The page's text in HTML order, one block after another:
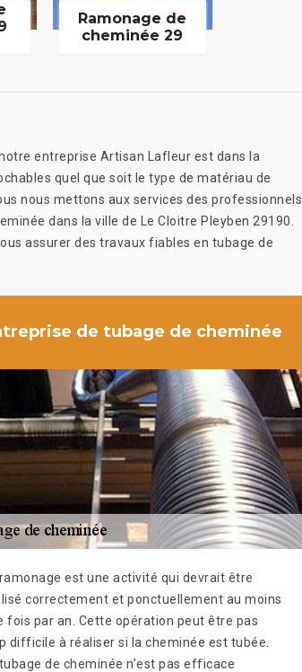
Ramonage de
cheminée 29
entreprise Artisan Lafleur est dans la
quel que soit le type de matériau de
nous mettons aux services des professionnels
dans la ville de Le Cloitre Pleyben 29190.
assurer des travaux fiables en tubage de
de tubage de cheminée
est une activité qui devrait être
correctement et ponctuellement au moins
fois par an. Cette opération peut être pas
difficile à réaliser si la cheminée est tubée.
de cheminée n’est pas efficace